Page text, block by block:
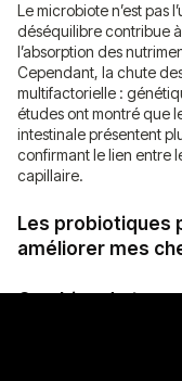
Le microbiote n’est pas
déséquilibre contribue
l’absorption des
Cependant, la chute
multifactorielle :
études ont montré que
intestinale présentent
confirmant le lien entre
capillaire.
Les probiotiques
améliorer mes
Combien de